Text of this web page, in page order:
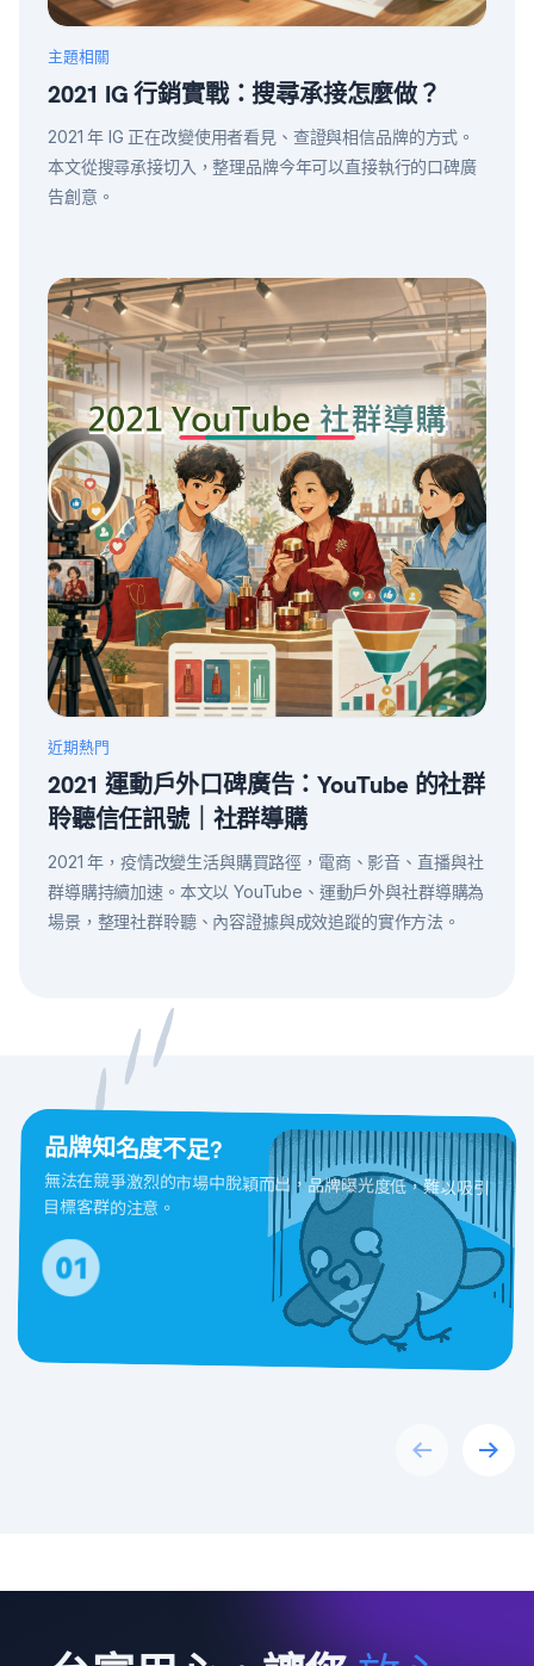
主題相關
2021 IG 行銷實戰：搜尋承接怎麼做？
2021 年 IG 正在改變使用者看見、查證與相信品牌的方式。
本文從搜尋承接切入，整理品牌今年可以直接執行的口碑廣
告創意。
近期熱門
2021 運動戶外口碑廣告：YouTube 的社群
聆聽信任訊號｜社群導購
2021 年，疫情改變生活與購買路徑，電商、影音、直播與社
群導購持續加速。本文以 YouTube、運動戶外與社群導購為
場景，整理社群聆聽、內容證據與成效追蹤的實作方法。
品牌知名度不足?
無法在競爭激烈的市場中脫穎而出，品牌曝光度低，難以吸引
目標客群的注意。
PreviousNext